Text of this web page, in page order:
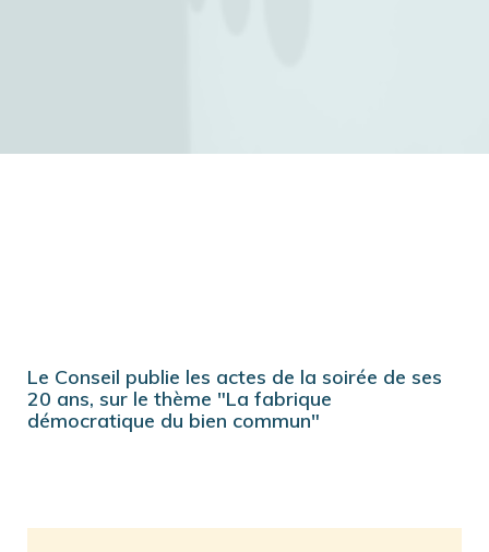
Le Conseil publie les actes de la soirée de ses
20 ans, sur le thème "La fabrique
démocratique du bien commun"